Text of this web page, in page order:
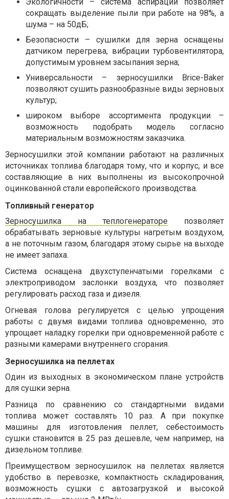
сокращать выделение пыли при работе на 98%, а
шума – на 50дБ;
Безопасности – сушилки для зерна оснащены
датчиком перегрева, вибрации турбовентилятора,
допустимым уровнем засыпания зерна;
Универсальности – зерносушилки Brice-Baker
позволяют сушить разнообразные виды зерновых
культур;
широком выборе ассортимента продукции –
возможность подобрать модель согласно
материальным возможностям заказчика.
Зерносушилки этой компании работают на различных
источниках топлива благодаря тому, что и корпус, и все
составляющие в них выполнены из высокопрочной
оцинкованной стали европейского производства.
Топливный генератор
Зерносушилка на теплогенераторе
позволяет
обрабатывать зерновые культуры нагретым воздухом,
а не поточным газом, благодаря этому сырье на выходе
не имеет запаха.
Система оснащена двухступенчатыми горелками с
электроприводом заслонки воздуха, что позволяет
регулировать расход газа и дизеля.
Огневая голова регулируется с целью упрощения
работы с двумя видами топлива одновременно, это
упрощает наладку горелки при одновременной работе с
разными камерами внутреннего сгорания.
Зерносушилка на пеллетах
Один из выходных в экономическом плане устройств
для сушки зерна.
Разница по сравнению со стандартными видами
топлива может составлять 10 раз. А при покупке
машины для изготовления пеллет, себестоимость
сушки становится в 25 раз дешевле, чем например, на
дизельном топливе.
Преимуществом зерносушилок на пеллетах является
удобство в перевозке, компактность складирования,
возможность сушки с автозагрузкой и высокой